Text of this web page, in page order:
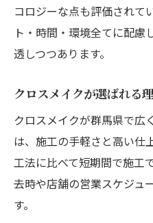
ット
クロスメイクで
アップ
関係
壁紙リフォーム
加える理由
クロスメイクの
く節約
コロジーな点も評価されて
ト・時間・環境全てに配慮
透しつつあります。
クロスメイクが選ばれる
クロスメイクが群馬県で広
は、施工の手軽さと高い仕
工法に比べて短期間で施工
去時や店舗の営業スケジュ
す。